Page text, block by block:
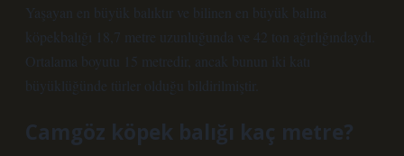
Yaşayan en büyük balıktır ve bilinen en büyük balina
köpekbalığı 18,7 metre uzunluğunda ve 42 ton ağırlığındaydı.
Ortalama boyutu 15 metredir, ancak bunun iki katı
büyüklüğünde türler olduğu bildirilmiştir.
Camgöz köpek balığı kaç metre?